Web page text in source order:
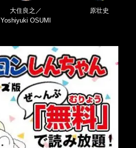
大住良之／
Yoshiyuki OSUMI
原壮史